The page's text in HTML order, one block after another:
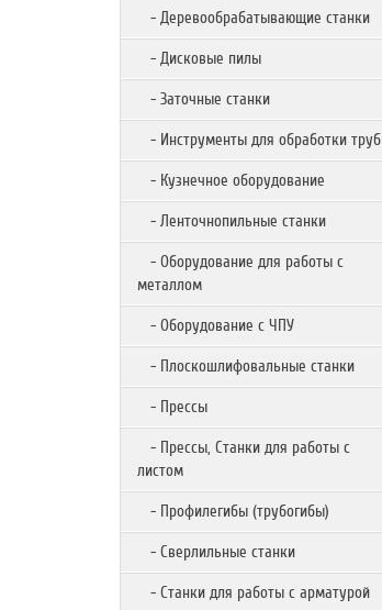
- Деревообрабатывающие станки
- Дисковые пилы
- Заточные станки
- Инструменты для обработки труб
- Кузнечное оборудование
- Ленточнопильные станки
- Оборудование для работы с
металлом
- Оборудование с ЧПУ
- Плоскошлифовальные станки
- Прессы
- Прессы, Станки для работы с
листом
- Профилегибы (трубогибы)
- Сверлильные станки
- Станки для работы с арматурой